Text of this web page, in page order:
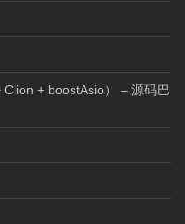
+ boostAsio） – 源码巴